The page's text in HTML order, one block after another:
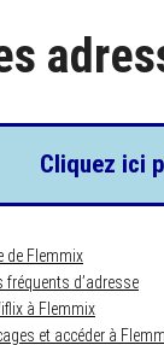
Cliquez ici
de Flemmix
fréquents d’adresse
à Flemmix
et accéder à